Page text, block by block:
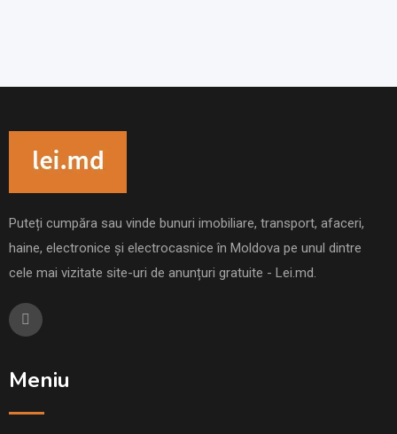
Puteți cumpăra sau vinde bunuri imobiliare, transport, afaceri,
haine, electronice și electrocasnice în Moldova pe unul dintre
cele mai vizitate site-uri de anunțuri gratuite - Lei.md.
Meniu